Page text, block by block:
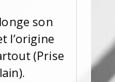
son
l’origine
(Prise